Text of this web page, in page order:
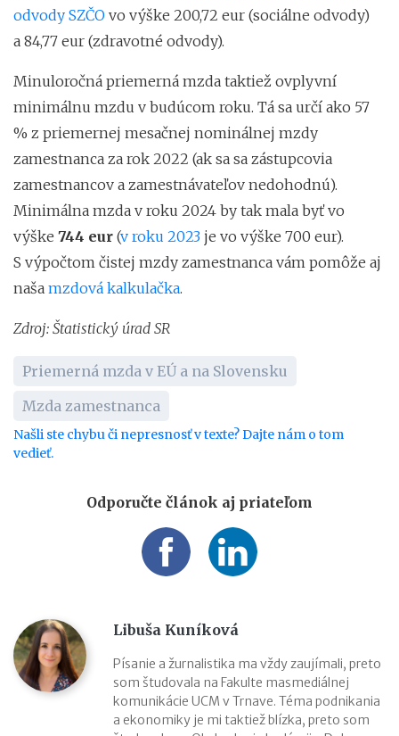
odvody SZČO vo výške 200,72 eur (sociálne odvody)
a 84,77 eur (zdravotné odvody).
Minuloročná priemerná mzda taktiež ovplyvní
minimálnu mzdu v budúcom roku. Tá sa určí ako 57
% z priemernej mesačnej nominálnej mzdy
zamestnanca za rok 2022 (ak sa sa zástupcovia
zamestnancov a zamestnávateľov nedohodnú).
Minimálna mzda v roku 2024 by tak mala byť vo
výške 744 eur (v roku 2023 je vo výške 700 eur).
S výpočtom čistej mzdy zamestnanca vám pomôže aj
naša mzdová kalkulačka.
Zdroj: Štatistický úrad SR
Priemerná mzda v EÚ a na Slovensku
Mzda zamestnanca
Našli ste chybu či nepresnosť v texte? Dajte nám o tom
vedieť.
Odporučte článok aj priateľom
Libuša Kuníková
Písanie a žurnalistika ma vždy zaujímali, preto
som študovala na Fakulte masmediálnej
komunikácie UCM v Trnave. Téma podnikania
a ekonomiky je mi taktiež blízka, preto som